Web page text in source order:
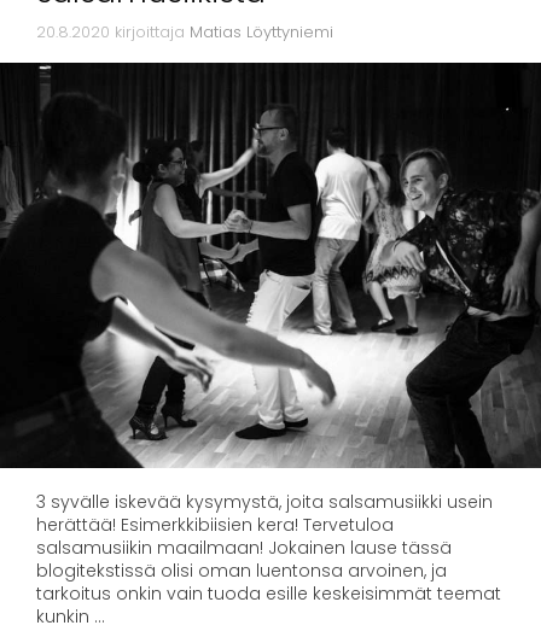
20.8.2020 kirjoittaja Matias Löyttyniemi
3 syvälle iskevää kysymystä, joita salsamusiikki usein
herättää! Esimerkkibiisien kera! Tervetuloa
salsamusiikin maailmaan! Jokainen lause tässä
blogitekstissä olisi oman luentonsa arvoinen, ja
tarkoitus onkin vain tuoda esille keskeisimmät teemat
kunkin …